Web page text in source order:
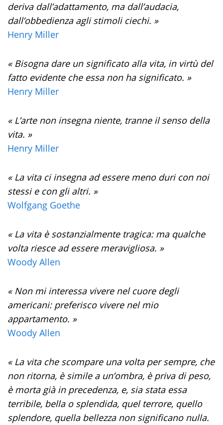
deriva dall’adattamento, ma dall’audacia,
dall’obbedienza agli stimoli ciechi. »
Henry Miller
« Bisogna dare un significato alla vita, in virtù del
fatto evidente che essa non ha significato. »
Henry Miller
« L’arte non insegna niente, tranne il senso della
vita. »
Henry Miller
« La vita ci insegna ad essere meno duri con noi
stessi e con gli altri. »
Wolfgang Goethe
« La vita è sostanzialmente tragica: ma qualche
volta riesce ad essere meravigliosa. »
Woody Allen
« Non mi interessa vivere nel cuore degli
americani: preferisco vivere nel mio
appartamento. »
Woody Allen
« La vita che scompare una volta per sempre, che
non ritorna, è simile a un’ombra, è priva di peso,
è morta già in precedenza, e, sia stata essa
terribile, bella o splendida, quel terrore, quello
splendore, quella bellezza non significano nulla.